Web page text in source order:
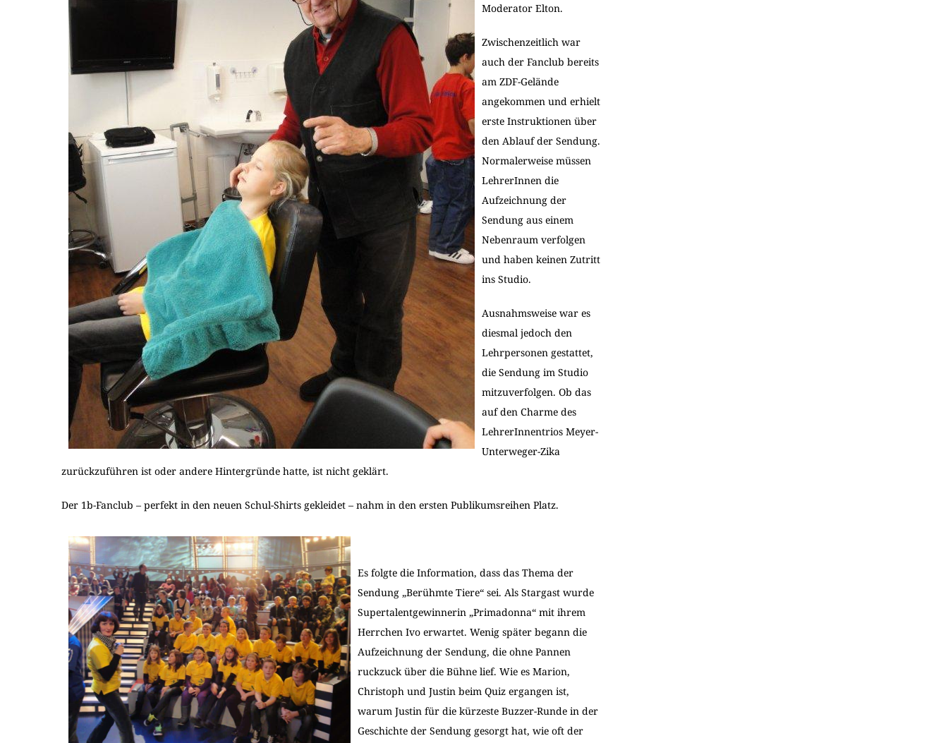
Moderator Elton.
Zwischenzeitlich war
auch der Fanclub bereits
am ZDF-Gelände
angekommen und erhielt
erste Instruktionen über
den Ablauf der Sendung.
Normalerweise müssen
LehrerInnen die
Aufzeichnung der
Sendung aus einem
Nebenraum verfolgen
und haben keinen Zutritt
ins Studio.
Ausnahmsweise war es
diesmal jedoch den
Lehrpersonen gestattet,
die Sendung im Studio
mitzuverfolgen. Ob das
auf den Charme des
LehrerInnentrios Meyer-
Unterweger-Zika
zurückzuführen ist oder andere Hintergründe hatte, ist nicht geklärt.
Der 1b-Fanclub – perfekt in den neuen Schul-Shirts gekleidet – nahm in den ersten Publikumsreihen Platz.
Es folgte die Information, dass das Thema der
Sendung „Berühmte Tiere“ sei. Als Stargast wurde
Supertalentgewinnerin „Primadonna“ mit ihrem
Herrchen Ivo erwartet. Wenig später begann die
Aufzeichnung der Sendung, die ohne Pannen
ruckzuck über die Bühne lief. Wie es Marion,
Christoph und Justin beim Quiz ergangen ist,
warum Justin für die kürzeste Buzzer-Runde in der
Geschichte der Sendung gesorgt hat, wie oft der